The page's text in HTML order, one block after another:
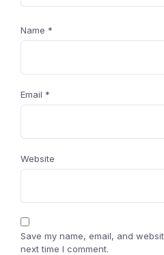
Name *
Email *
Website
Save my name, email, and
next time I comment.